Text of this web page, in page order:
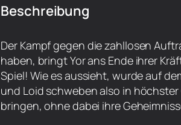
Beschreibung
Der Kampf gegen die zahllosen
haben, bringt Yor ans Ende ihrer
Spiel! Wie es aussieht, wurde auf
und Loid schweben also in höchster
bringen, ohne dabei ihre